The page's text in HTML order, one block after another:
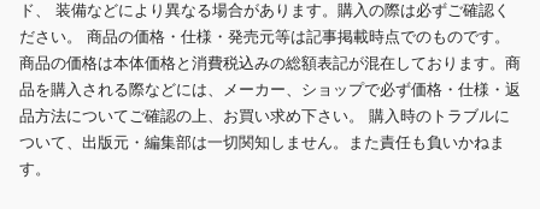
ド、 装備などにより異なる場合があります。購入の際は必ずご確認く
ださい。 商品の価格・仕様・発売元等は記事掲載時点でのものです。
商品の価格は本体価格と消費税込みの総額表記が混在しております。商
品を購入される際などには、メーカー、ショップで必ず価格・仕様・返
品方法についてご確認の上、お買い求め下さい。 購入時のトラブルに
ついて、出版元・編集部は一切関知しません。また責任も負いかねま
す。